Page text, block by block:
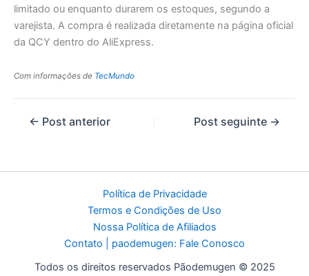
limitado ou enquanto durarem os estoques, segundo a
varejista. A compra é realizada diretamente na página oficial
da QCY dentro do AliExpress.
Com informações de TecMundo
← Post anterior Post seguinte →
Política de Privacidade
Termos e Condições de Uso
Nossa Política de Afiliados
Contato | paodemugen: Fale Conosco
Todos os direitos reservados Pãodemugen © 2025